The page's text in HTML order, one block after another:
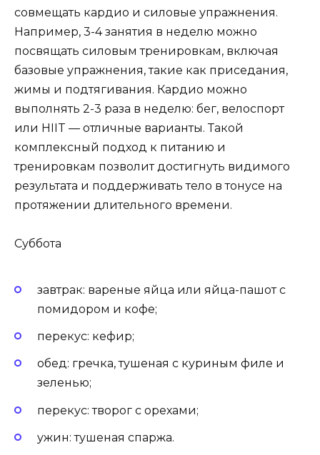
совмещать кардио и силовые упражнения.
Например, 3-4 занятия в неделю можно
посвящать силовым тренировкам, включая
базовые упражнения, такие как приседания,
жимы и подтягивания. Кардио можно
выполнять 2-3 раза в неделю: бег, велоспорт
или HIIT — отличные варианты. Такой
комплексный подход к питанию и
тренировкам позволит достигнуть видимого
результата и поддерживать тело в тонусе на
протяжении длительного времени.
Суббота
завтрак: вареные яйца или яйца-пашот с
помидором и кофе;
перекус: кефир;
обед: гречка, тушеная с куриным филе и
зеленью;
перекус: творог с орехами;
ужин: тушеная спаржа.